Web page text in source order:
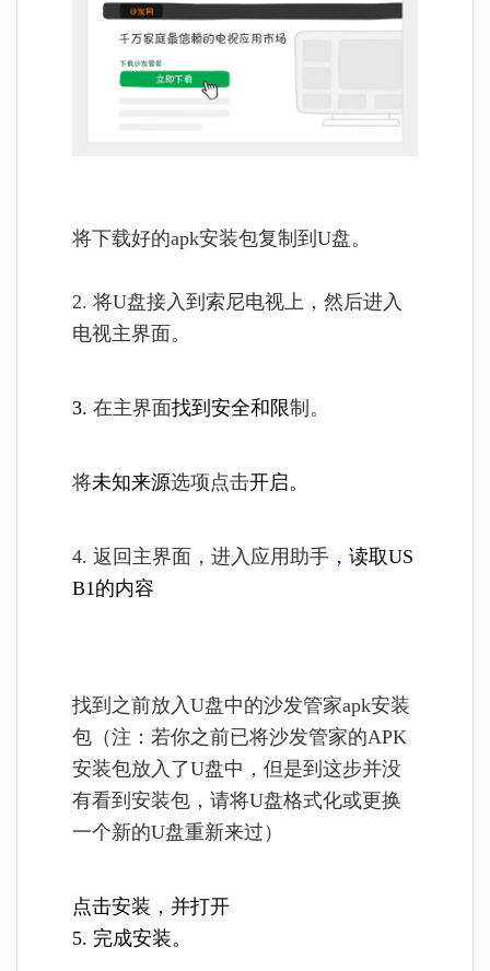
将下载好的apk安装包复制到U盘。
2. 将U盘接入到索尼电视上，然后进入
电视主界面。
3. 在主界面找到安全和限制 。
将未知来源选项点击开启。
4. 返回主界面，进入 应用助手 ， 读取US
B1的内容
找到之前放入U盘中的沙发管家apk安装
包（注：若你之前已将沙发管家的APK
安装包放入了U盘中，但是到这步并没
有看到安装包，请将U盘格式化或更换
一个新的U盘重新来过 ）
点击安装，并打开
5. 完成安装。